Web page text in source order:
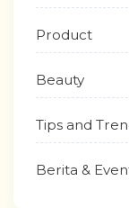
Product
Beauty
Tips and
Berita &